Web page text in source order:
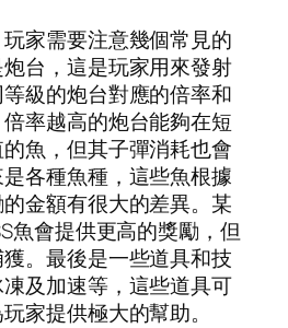
家需要注意幾個常見的
台，這是玩家用來發射
級的炮台對應的倍率和
率越高的炮台能夠在短
魚，但其子彈消耗也會
各種魚種，這些魚根據
金額有很大的差異。某
魚會提供更高的獎勵，但
。最後是一些道具和技
及加速等，這些道具可
家提供極大的幫助。